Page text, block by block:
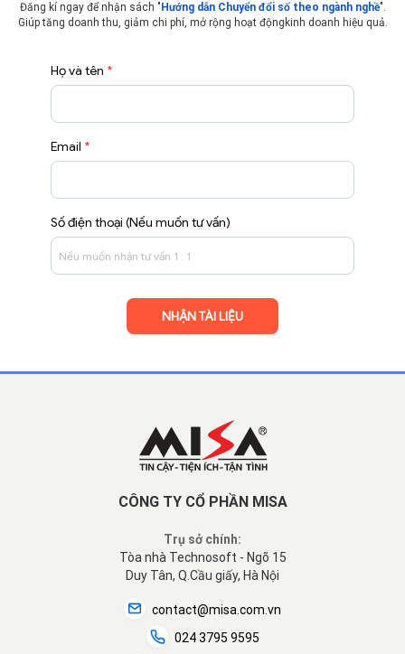
Đăng kí ngay để nhận sách " Hướng dẫn Chuyển đổi số theo ngành nghề".
Giúp tăng doanh thu, giảm chi phí, mở rộng hoạt động kinh doanh hiệu quả.
Họ và tên *
Email *
Số điện thoại (Nếu muốn tư vấn)
CÔNG TY CỔ PHẦN MISA
Trụ sở chính:
Tòa nhà Technosoft - Ngõ 15
Duy Tân, Q.Cầu giấy, Hà Nội
contact@misa.com.vn
024 3795 9595